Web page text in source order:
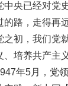
中央已经对党
的路，走得再
之初，我们党
、培养共产主
年5月，党